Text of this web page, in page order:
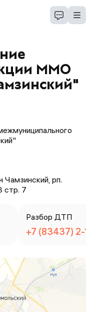
ММО
рп.
стр. 7
Разбор ДТП
+7 (83437) 2-